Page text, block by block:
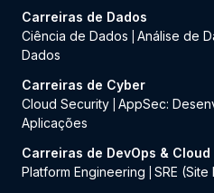
Carreiras de Dados
Ciência de Dados
Análise de
Dados
Carreiras de Cyber
Cloud Security AppSec:
Aplicações
Carreiras de DevOps & Cloud
Platform Engineering
SRE